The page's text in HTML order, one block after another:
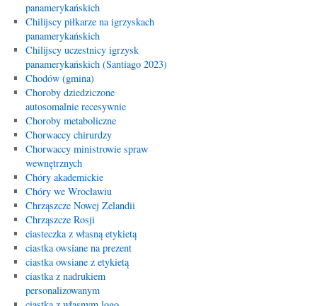
panamerykańskich
Chilijscy piłkarze na igrzyskach
panamerykańskich
Chilijscy uczestnicy igrzysk
panamerykańskich (Santiago 2023)
Chodów (gmina)
Choroby dziedziczone
autosomalnie recesywnie
Choroby metaboliczne
Chorwaccy chirurdzy
Chorwaccy ministrowie spraw
wewnętrznych
Chóry akademickie
Chóry we Wrocławiu
Chrząszcze Nowej Zelandii
Chrząszcze Rosji
ciasteczka z własną etykietą
ciastka owsiane na prezent
ciastka owsiane z etykietą
ciastka z nadrukiem
personalizowanym